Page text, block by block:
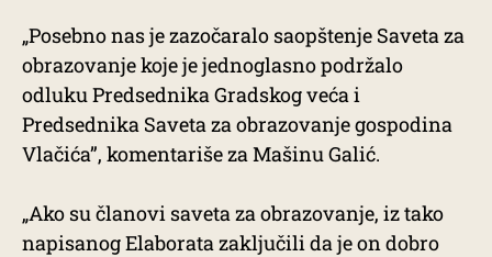
„Posebno nas je zazočaralo saopštenje Saveta za
obrazovanje koje je jednoglasno podržalo
odluku Predsednika Gradskog veća i
Predsednika Saveta za obrazovanje gospodina
Vlačića”, komentariše za Mašinu Galić.
„Ako su članovi saveta za obrazovanje, iz tako
napisanog Elaborata zaključili da je on dobro